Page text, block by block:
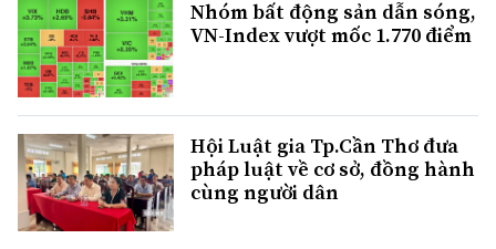
Nhóm bất động sản dẫn sóng,
VN-Index vượt mốc 1.770 điểm
Hội Luật gia Tp.Cần Thơ đưa
pháp luật về cơ sở, đồng hành
cùng người dân